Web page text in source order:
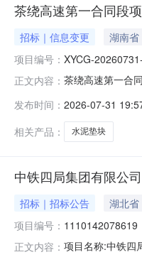
茶绕高速第一合同段
招标｜信息变更 湖南省
项目编号： XYCG-
正文内容： 茶绕高速第一合
开始时间2026-
发布时间： 2026-07-31
相关产品：
水泥垫块
中铁四局集团有限公
招标｜招标公告 湖北省
项目编号： 1110142078619
正文内容： 项目名称:中铁四